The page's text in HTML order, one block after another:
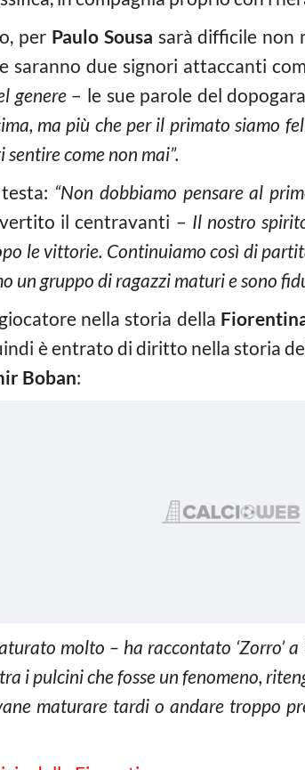
per Paulo Sousa sarà difficile non
saranno due signori attaccanti
genere – le sue parole del
ma più che per il primato siamo
come non mai”.
“Non dobbiamo pensare al
il centravanti – Il nostro
le vittorie. Continuiamo così di
un gruppo di ragazzi maturi e sono
nella storia della
è entrato di diritto nella storia
Boban:
molto – ha raccontato ‘Zorro’ a
i pulcini che fosse un fenomeno,
maturare tardi o andare troppo